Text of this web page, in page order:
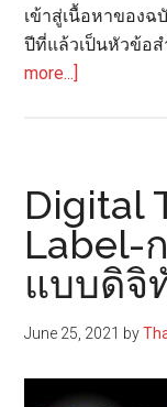
เข้าสู่เนื้อหาของ
ปีที่แล้วเป็นหัวข้อส
more...]
ใช้
แล้ว
เป็น
แพค
เกจ
Digital
Label-
แบบดิจิ
June 25, 2021 by